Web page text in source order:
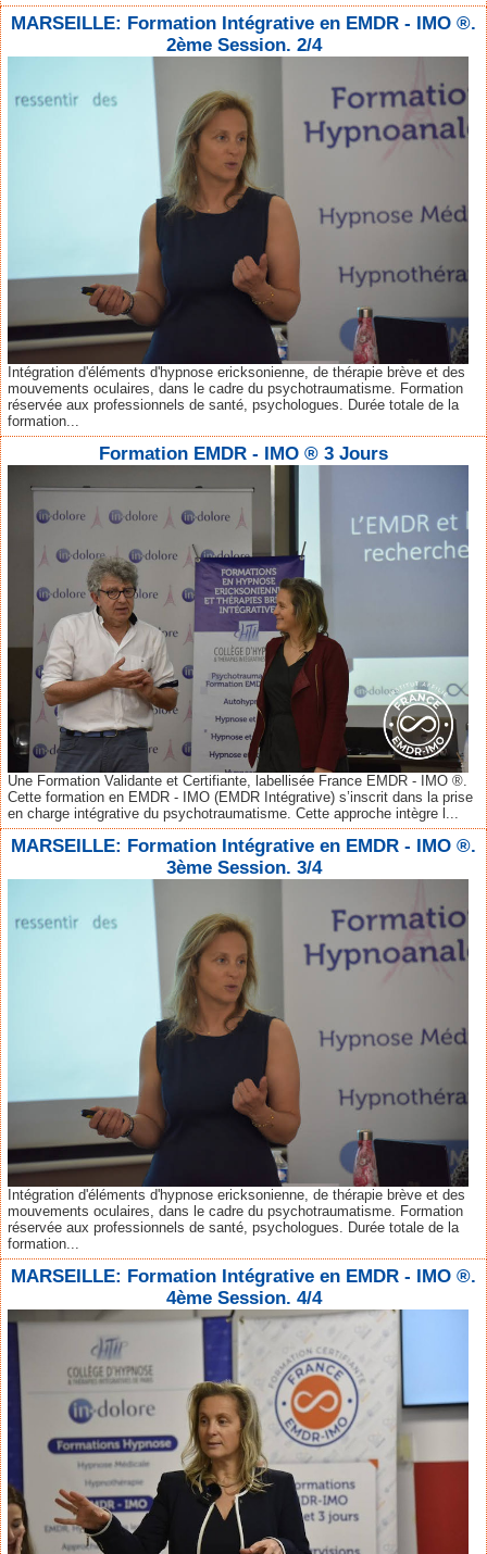
MARSEILLE: Formation Intégrative en EMDR - IMO ®.
2ème Session. 2/4
Intégration d'éléments d'hypnose ericksonienne, de thérapie brève et des
mouvements oculaires, dans le cadre du psychotraumatisme. Formation
réservée aux professionnels de santé, psychologues. Durée totale de la
formation...
Formation EMDR - IMO ® 3 Jours
Une Formation Validante et Certifiante, labellisée France EMDR - IMO ®.
Cette formation en EMDR - IMO (EMDR Intégrative) s’inscrit dans la prise
en charge intégrative du psychotraumatisme. Cette approche intègre l...
MARSEILLE: Formation Intégrative en EMDR - IMO ®.
3ème Session. 3/4
Intégration d'éléments d'hypnose ericksonienne, de thérapie brève et des
mouvements oculaires, dans le cadre du psychotraumatisme. Formation
réservée aux professionnels de santé, psychologues. Durée totale de la
formation...
MARSEILLE: Formation Intégrative en EMDR - IMO ®.
4ème Session. 4/4